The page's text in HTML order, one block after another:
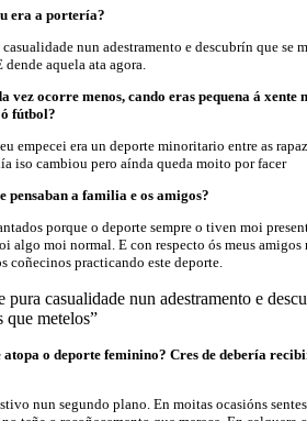
era a portería?
nun adestramento e descubrín que se
aquela ata agora.
vez ocorre menos, cando eras pequena á xente
fútbol?
empecei era un deporte minoritario entre as
iso cambiou pero aínda queda moito por facer
pensaban a familia e os amigos?
porque o deporte sempre o tiven moi
algo moi normal. E con respecto ós meus amigos
coñecinos practicando este deporte.
pura casualidade nun adestramento e
que metelos”
atopa o deporte feminino? Cres de debería
nun segundo plano. En moitas ocasións